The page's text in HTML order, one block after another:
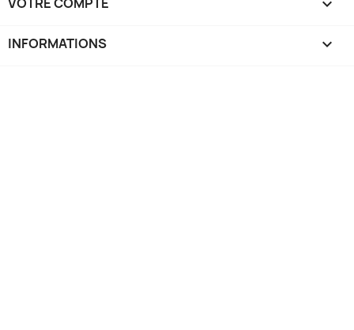

INFORMATIONS keyboard_arrow_down